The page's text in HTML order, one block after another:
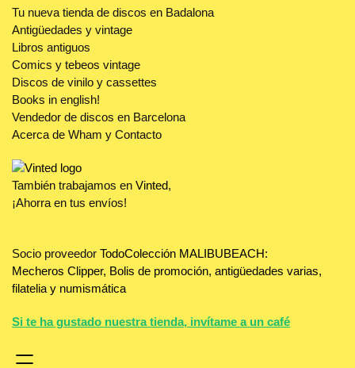
Tu nueva tienda de discos en Badalona
Antigüedades y vintage
Libros antiguos
Comics y tebeos vintage
Discos de vinilo y cassettes
Books in english!
Vendedor de discos en Barcelona
Acerca de Wham y Contacto
También trabajamos en Vinted,
¡Ahorra en tus envíos!
Socio proveedor TodoColección MALIBUBEACH:
Mecheros Clipper, Bolis de promoción, antigüedades varias,
filatelia y numismática
Si te ha gustado nuestra tienda, invítame a un café